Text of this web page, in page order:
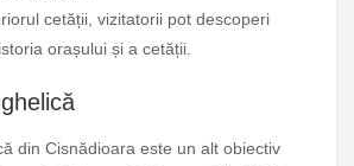
cetății, vizitatorii pot descoperi
orașului și a cetății.
din Cisnădioara este un alt obiectiv